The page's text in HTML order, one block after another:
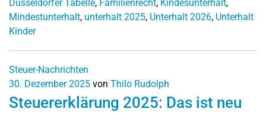
Düsseldorfer Tabelle, Familienrecht, Kindesunterhalt,
Mindestunterhalt, unterhalt 2025, Unterhalt 2026, Unterhalt
Kinder
Steuer-Nachrichten
30. Dezember 2025 von Thilo Rudolph
Steuererklärung 2025: Das ist neu